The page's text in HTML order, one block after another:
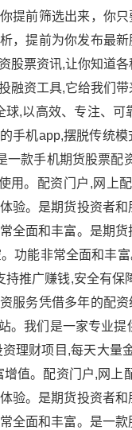
提前筛选出来，你
提前为你发布最
票资讯,让你知道
融资工具,它给我们
,以高效、专注、
手机app,摆脱传统
款手机期货股票
。配资门户,网上
。是期货投资者
全面和丰富。是期
功能非常全面和丰
推广赚钱,安全有
务凭借多年的配
。我们是一家专业
理财项目,每天大量
值。配资门户,网上
。是期货投资者
全面和丰富。是一